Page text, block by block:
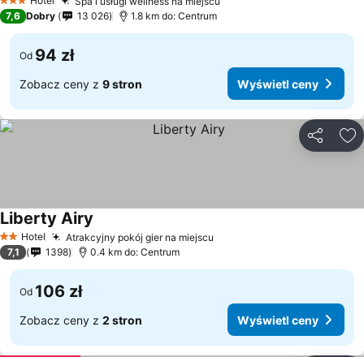
3 Kategoria
7,6 Dobry 13 026 1.8 km do: Centrum
Od 94 zł
Zobacz ceny z 9 stron Wyświetl ceny
2 Kategoria
Hotel Atrakcyjny pokój gier na miejscu
Liberty Airy
7,1 1398 0.4 km do: Centrum
Od 106 zł
Zobacz ceny z 2 stron Wyświetl ceny